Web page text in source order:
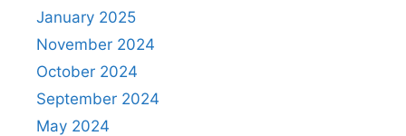
January 2025
November 2024
October 2024
September 2024
May 2024